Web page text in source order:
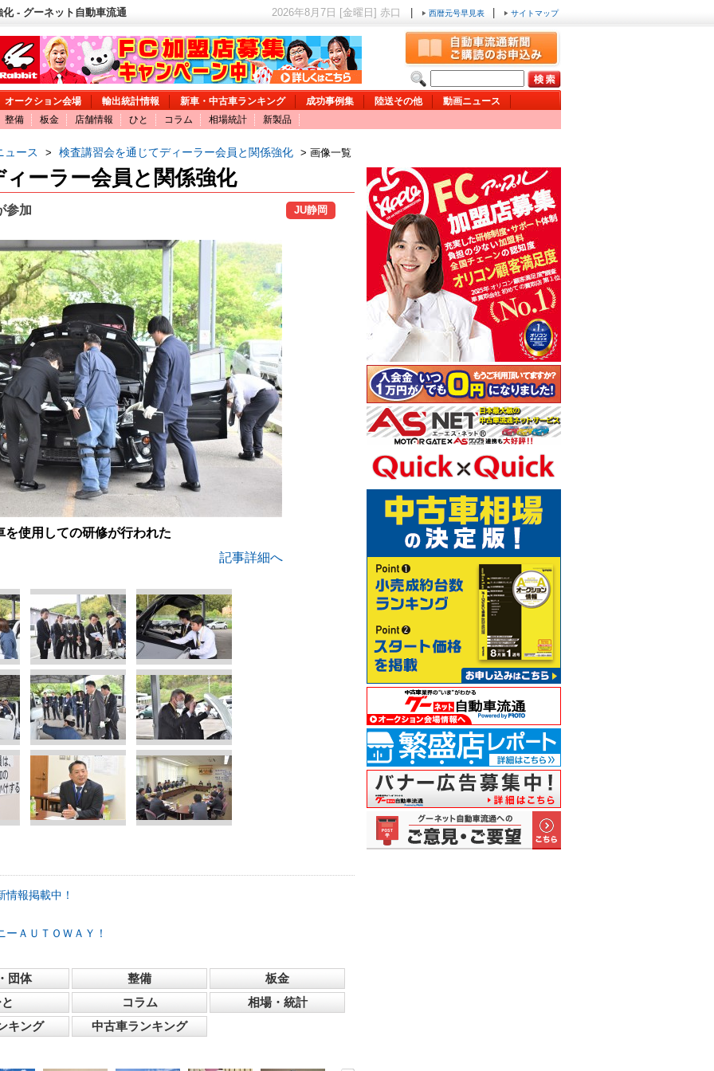
- グーネット自動車流通 2026年8月7日 [金曜日] 赤口 西暦元号早見表 サイトマップ
オークション会場 輸出統計情報 新車・中古車ランキング 成功事例集 陸送その他
動画ニュース
整備
板金 店舗情報 ひと コラム 相場統計 新製品
ュース > 検査講習会を通じてディーラー会員と関係強化 > 画像一覧
ーラー会員と関係強化
参加 JU静岡
を使用しての研修が行われた
記事詳細へ
報掲載中！
ＡＵＴＯＷＡＹ！
団体 整備
板金
コラム
相場・統計
キング
中古車ランキング